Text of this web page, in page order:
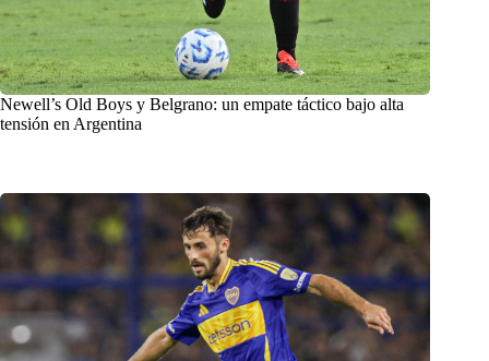
Newell’s Old Boys y Belgrano: un empate táctico bajo alta
tensión en Argentina